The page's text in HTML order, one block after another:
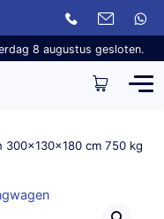
8 augustus gesloten.
300x130x180 cm 750 kg